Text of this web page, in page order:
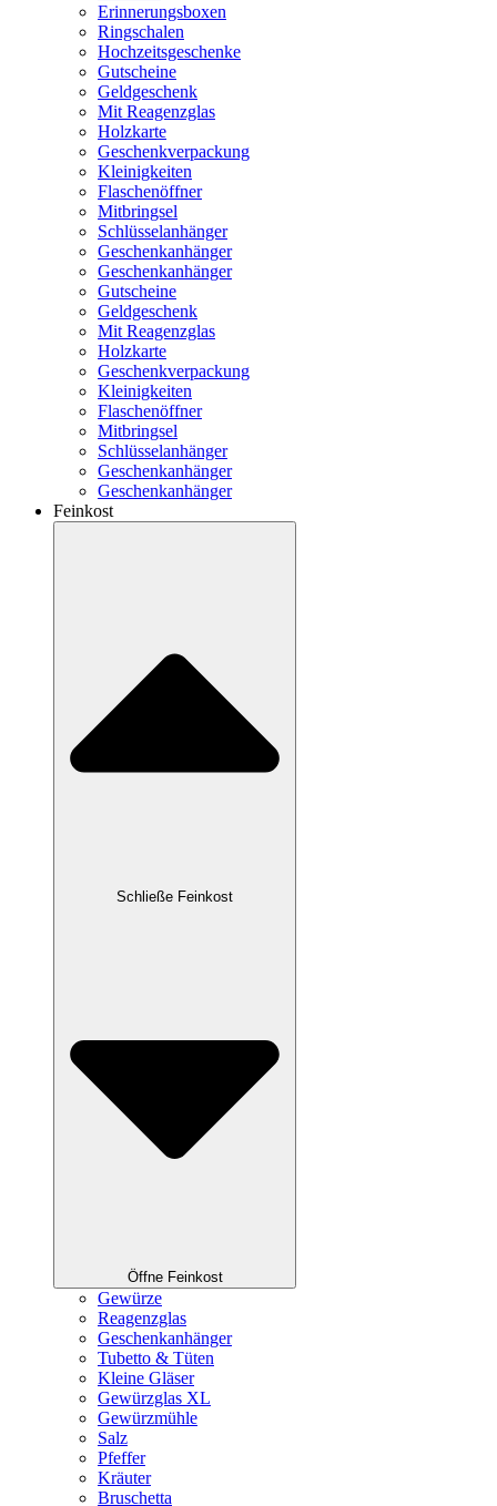
Erinnerungsboxen
Ringschalen
Hochzeitsgeschenke
Gutscheine
Geldgeschenk
Mit Reagenzglas
Holzkarte
Geschenkverpackung
Kleinigkeiten
Flaschenöffner
Mitbringsel
Schlüsselanhänger
Geschenkanhänger
Geschenkanhänger
Gutscheine
Geldgeschenk
Mit Reagenzglas
Holzkarte
Geschenkverpackung
Kleinigkeiten
Flaschenöffner
Mitbringsel
Schlüsselanhänger
Geschenkanhänger
Geschenkanhänger
Feinkost
Schließe Feinkost
Öffne Feinkost
Gewürze
Reagenzglas
Geschenkanhänger
Tubetto & Tüten
Kleine Gläser
Gewürzglas XL
Gewürzmühle
Salz
Pfeffer
Kräuter
Bruschetta